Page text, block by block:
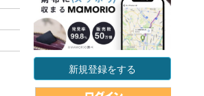
新規登録をする